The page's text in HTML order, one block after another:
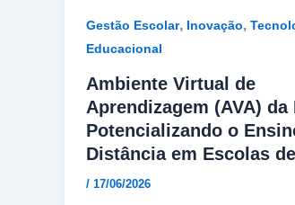
Gestão Escolar, Inovação,
Educacional
Ambiente Virtual de
Aprendizagem (AVA) da
Potencializando o
Distância em Escolas
/ 17/06/2026